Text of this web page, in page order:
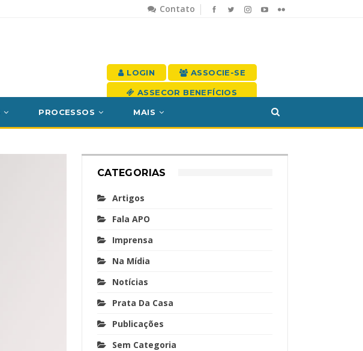
Contato
LOGIN ASSOCIE-SE
ASSECOR BENEFÍCIOS
PROCESSOS MAIS
CATEGORIAS
Artigos
Fala APO
Imprensa
Na Mídia
Notícias
Prata Da Casa
Publicações
Sem Categoria